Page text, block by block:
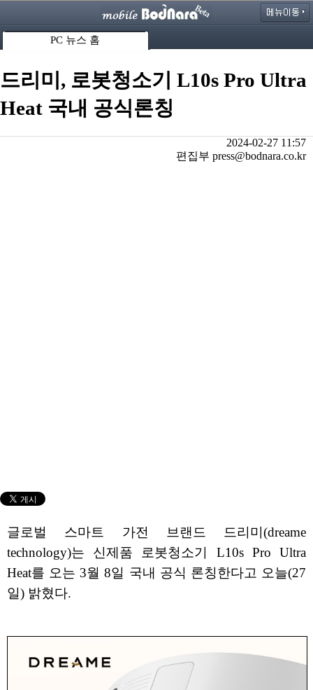
PC 뉴스 홈
드리미, 로봇청소기 L10s Pro Ultra
Heat 국내 공식론칭
2024-02-27 11:57
편집부 press@bodnara.co.kr
글로벌 스마트 가전 브랜드 드리미(dreame
technology)는 신제품 로봇청소기 L10s Pro Ultra
Heat를 오는 3월 8일 국내 공식 론칭한다고 오늘(27
일) 밝혔다.